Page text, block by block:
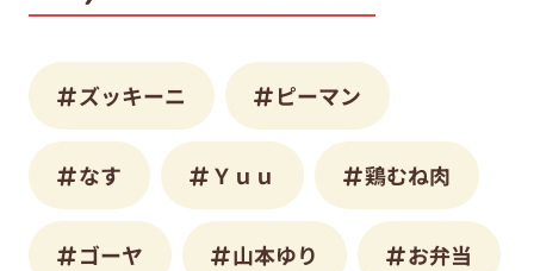
ズッキーニ ピーマン
なす Ｙｕｕ 鶏むね肉
ゴーヤ 山本ゆり お弁当